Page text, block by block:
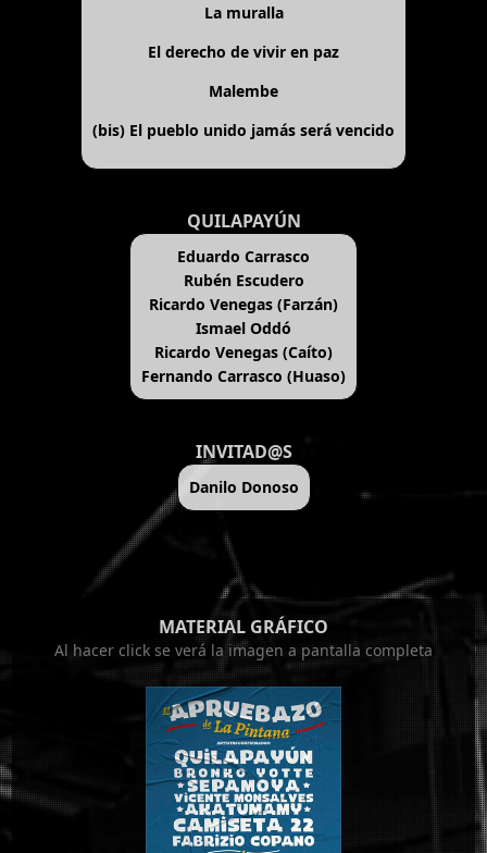
La muralla
El derecho de vivir en paz
Malembe
(bis) El pueblo unido jamás será vencido
QUILAPAYÚN
Eduardo Carrasco
Rubén Escudero
Ricardo Venegas (Farzán)
Ismael Oddó
Ricardo Venegas (Caíto)
Fernando Carrasco (Huaso)
INVITAD@S
Danilo Donoso
MATERIAL GRÁFICO
Al hacer click se verá la imagen a pantalla completa